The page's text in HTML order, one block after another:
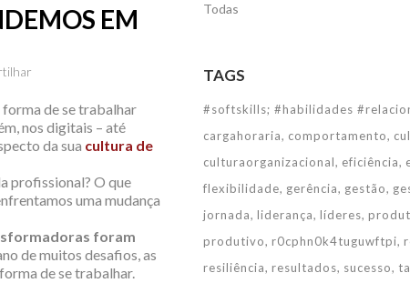
EM
de se trabalhar
nos digitais – até
da sua cultura de
profissional? O que
uma mudança
foram
de muitos desafios, as
de se trabalhar.
Todas
TAGS
#softskills; #habilidades
cargahoraria comportamento
culturaorganizacional eficiência
flexibilidade gerência gestão
jornada liderança líderes
produtivo r0cphn0k4tuguwftpi
resiliência resultados sucesso